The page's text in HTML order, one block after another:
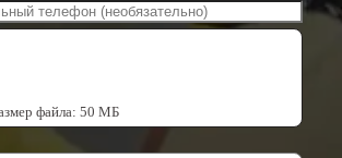
файла: 50 МБ